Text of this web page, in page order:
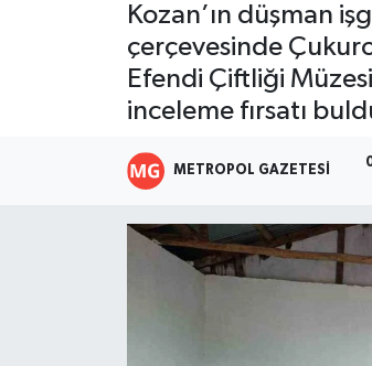
Kozan’ın düşman
çerçevesinde
Efendi Çiftliği
inceleme fırsatı
METROPOL GAZETESI
Magazin